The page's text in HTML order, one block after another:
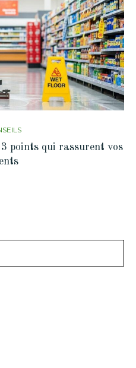
points qui rassurent vos